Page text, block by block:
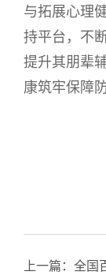
与拓展心理
持平台，不
提升其朋辈
康筑牢保障防
上一篇： 全国